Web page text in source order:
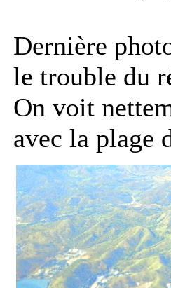
Dernière
le trouble du
On voit
avec la plage